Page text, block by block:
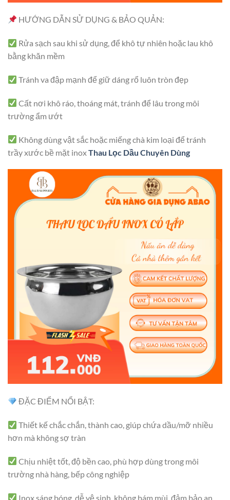
HƯỚNG DẪN SỬ DỤNG & BẢO QUẢN:
Rửa sạch sau khi sử dụng, để khô tự nhiên hoặc lau khô
bằng khăn mềm
Tránh va đập mạnh để giữ dáng rổ luôn tròn đẹp
Cất nơi khô ráo, thoáng mát, tránh để lâu trong môi
trường ẩm ướt
Không dùng vật sắc hoặc miếng chà kim loại để tránh
trầy xước bề mặt inoxThau Lọc Dầu Chuyên Dùng
ĐẶC ĐIỂM NỔI BẬT:
Thiết kế chắc chắn, thành cao, giúp chứa dầu/mỡ nhiều
hơn mà không sợ tràn
Chịu nhiệt tốt, độ bền cao, phù hợp dùng trong môi
trường nhà hàng, bếp công nghiệp
Inox sáng bóng, dễ vệ sinh, không bám mùi, đảm bảo an